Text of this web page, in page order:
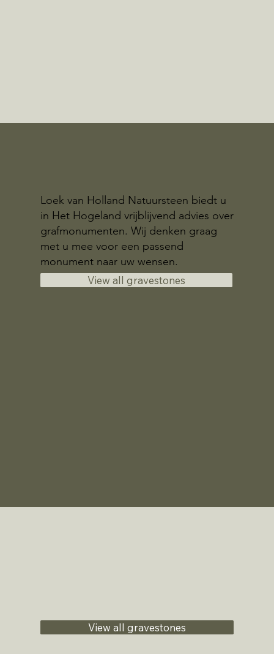
Loek van Holland Natuursteen biedt u
in Het Hogeland vrijblijvend advies over
grafmonumenten. Wij denken graag
met u mee voor een passend
monument naar uw wensen.
View all gravestones
View all gravestones